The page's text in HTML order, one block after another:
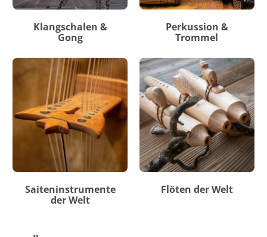
Klangschalen &
Gong
Perkussion &
Trommel
Saiteninstrumente
der Welt
Flöten der Welt